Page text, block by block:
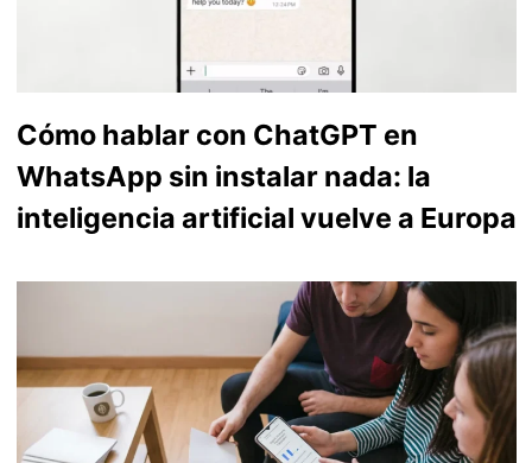
Cómo hablar con ChatGPT en
WhatsApp sin instalar nada: la
inteligencia artificial vuelve a Europa